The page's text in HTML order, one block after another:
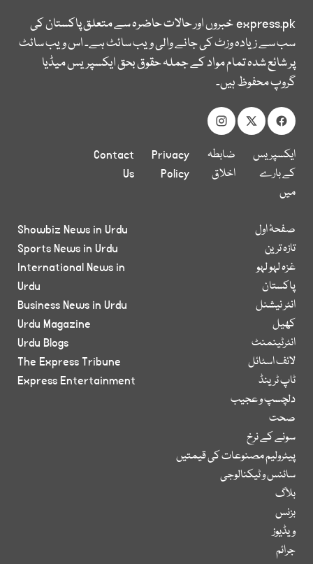
express.pkخبروں اور حالات حاضرہ سے متعلق پاکستان کی
سب سے زیادہ وزٹ کی جانے والی ویب سائٹ ہے۔ اس ویب سائٹ
پر شائع شدہ تمام مواد کے جملہ حقوق بحق ایکسپریس میڈیا
گروپ محفوظ ہیں۔
ایکسپریس
کے بارے
میں
ضابطہ
اخلاق
Privacy
Policy
Contact
Us
صفحۂ اول
تازہ ترین
غزہ لہو لہو
پاکستان
انٹر نیشنل
کھیل
انٹرٹینمنٹ
لائف اسٹائل
ٹاپ ٹرینڈ
دلچسپ و عجیب
صحت
سونے کے نرخ
پیٹرولیم مصنوعات کی قیمتیں
سائنس و ٹیکنالوجی
بلاگ
بزنس
ویڈیوز
جرائم
Showbiz News in Urdu
Sports News in Urdu
International News in
Urdu
Business News in Urdu
Urdu Magazine
Urdu Blogs
The Express Tribune
Express Entertainment